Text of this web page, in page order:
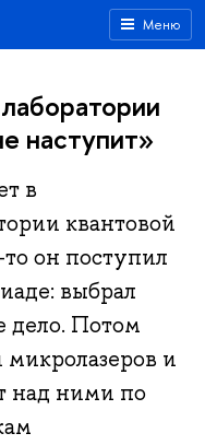
Меню
наступит»
в
квантовой
он поступил
выбрал
дело. Потом
микролазеров и
над ними по